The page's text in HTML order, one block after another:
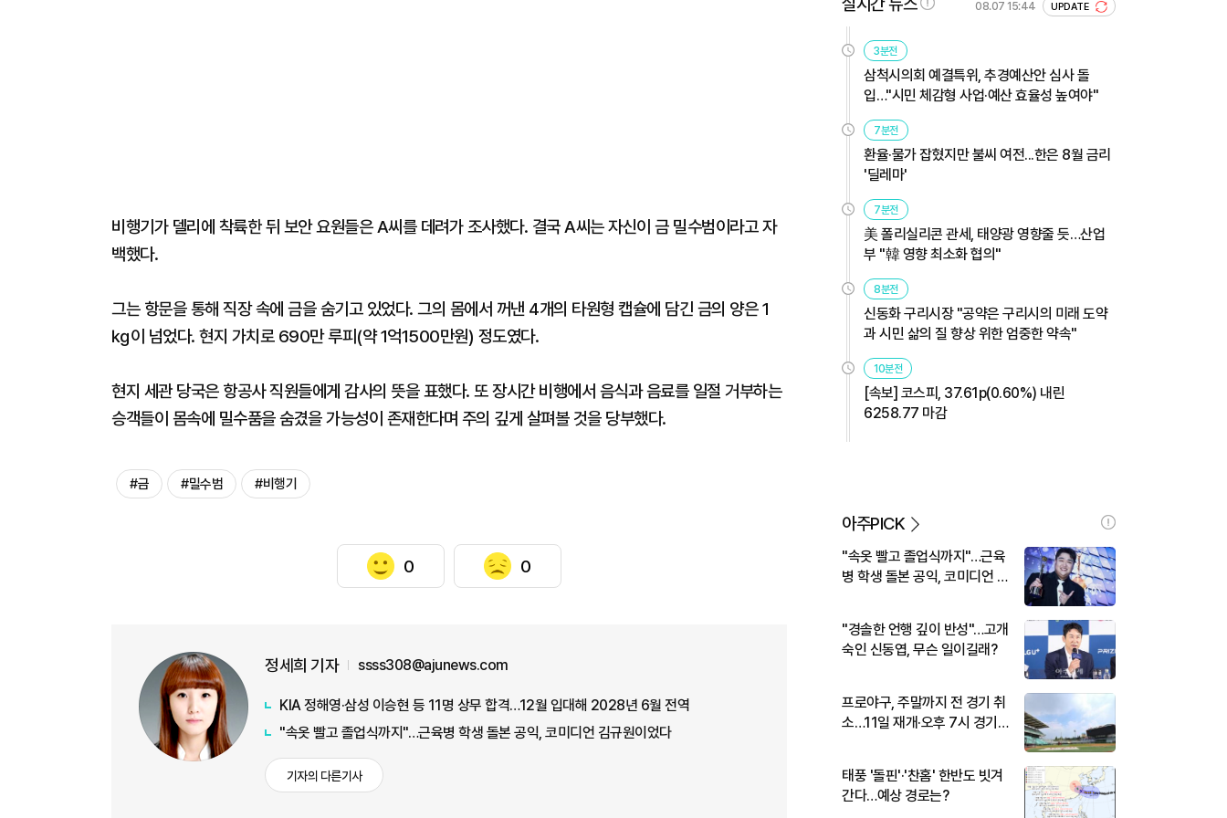
비행기가 델리에 착륙한 뒤 보안 요원들은 A씨를 데려가 조사했다. 결국 A씨는 자신이 금 밀수범이라고 자
백했다.
그는 항문을 통해 직장 속에 금을 숨기고 있었다. 그의 몸에서 꺼낸 4개의 타원형 캡슐에 담긴 금의 양은 1
㎏이 넘었다. 현지 가치로 690만 루피(약 1억1500만원) 정도였다.
현지 세관 당국은 항공사 직원들에게 감사의 뜻을 표했다. 또 장시간 비행에서 음식과 음료를 일절 거부하는
승객들이 몸속에 밀수품을 숨겼을 가능성이 존재한다며 주의 깊게 살펴볼 것을 당부했다.
#금 #밀수범 #비행기
0 0
정세희 기자 ssss308@ajunews.com
KIA 정해영·삼성 이승현 등 11명 상무 합격…12월 입대해 2028년 6월 전역
"속옷 빨고 졸업식까지"…근육병 학생 돌본 공익, 코미디언 김규원이었다
기자의 다른기사
08.07 15:44 UPDATE
3분전
삼척시의회 예결특위, 추경예산안 심사 돌
입…"시민 체감형 사업·예산 효율성 높여야"
7분전
환율·물가 잡혔지만 불씨 여전...한은 8월 금리
'딜레마'
7분전
美 폴리실리콘 관세, 태양광 영향줄 듯…산업
부 "韓 영향 최소화 협의"
8분전
신동화 구리시장 "공약은 구리시의 미래 도약
과 시민 삶의 질 향상 위한 엄중한 약속"
10분전
[속보] 코스피, 37.61p(0.60%) 내린
6258.77 마감
아주PICK
"속옷 빨고 졸업식까지"…근육
병 학생 돌본 공익, 코미디언 김
"경솔한 언행 깊이 반성"…고개
숙인 신동엽, 무슨 일이길래?
프로야구, 주말까지 전 경기 취
소…11일 재개·오후 7시 경기
태풍 '돌핀'·'찬홈' 한반도 빗겨
간다…예상 경로는?